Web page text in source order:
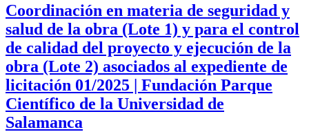
Coordinación en materia de seguridad y
salud de la obra (Lote 1) y para el control
de calidad del proyecto y ejecución de la
obra (Lote 2) asociados al expediente de
licitación 01/2025 | Fundación Parque
Científico de la Universidad de
Salamanca